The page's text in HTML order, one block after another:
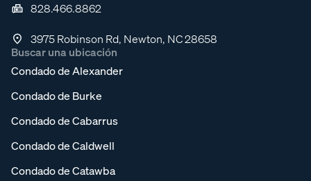
828.466.8862
3975 Robinson Rd, Newton, NC 28658
Buscar una ubicación
Condado de Alexander
Condado de Burke
Condado de Cabarrus
Condado de Caldwell
Condado de Catawba